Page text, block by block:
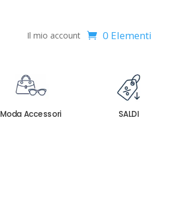
Il mio account 0 Elementi
Moda Accessori SALDI